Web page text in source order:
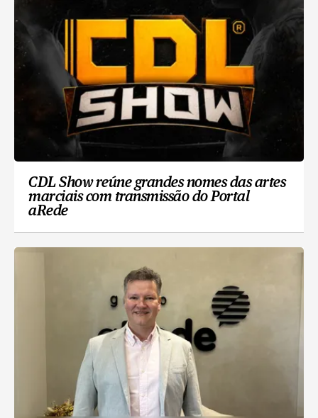
CDL Show reúne grandes nomes das artes
marciais com transmissão do Portal
aRede